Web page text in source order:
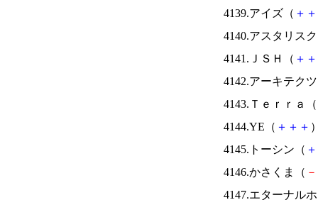
4139.アイズ（ ＋ ＋
4140.アスタリス
4141.ＪＳＨ（ ＋ ＋
4142.アーキテク
4143.Ｔｅｒｒａ（
4144.YE（ ＋ ＋ ＋
4145.トーシン（ ＋
4146.かさくま（ －
4147.エターナル